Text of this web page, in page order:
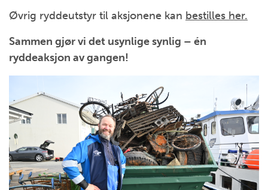
Øvrig ryddeutstyr til aksjonene kan bestilles her.
Sammen gjør vi det usynlige synlig – én
ryddeaksjon av gangen!